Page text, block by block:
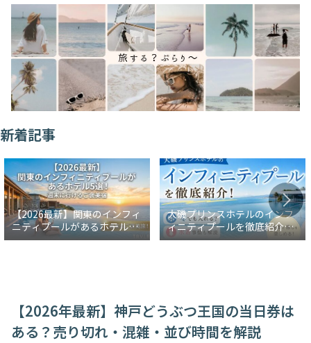
新着記事
【2026最新】関東のインフィ
ニティプールがあるホテル5
選！週末に行けるご褒美宿
大磯プリンスホテルのインフ
ィニティプールを徹底紹介！
冬でも入れる？水着事情も解
【2026年最新】神戸どうぶつ王国の当日券は
ある？売り切れ・混雑・並び時間を解説